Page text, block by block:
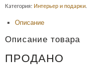
Категория: Интерьер и подарки.
Описание
Описание товара
ПРОДАНО